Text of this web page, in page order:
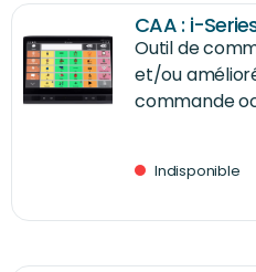
CAA : i-
Outil de
et/ou
commande
Indisponible